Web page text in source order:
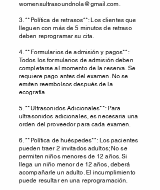
womensultrasoundnola@gmail.com.
3. **Política de retrasos**: Los clientes que
lleguen con más de 5 minutos de retraso
deben reprogramar su cita.
4. **Formularios de admisión y pagos**:
Todos los formularios de admisión deben
completarse al momento de la reserva. Se
requiere pago antes del examen. No se
emiten reembolsos después de la
ecografía.
5. **Ultrasonidos Adicionales**: Para
ultrasonidos adicionales, es necesaria una
orden del proveedor para cada examen.
6. **Política de huéspedes**: Los pacientes
pueden traer 2 invitados adultos; No se
permiten niños menores de 12 años. Si
llega un niño menor de 12 años, deberá
acompañarle un adulto. El incumplimiento
puede resultar en una reprogramación.